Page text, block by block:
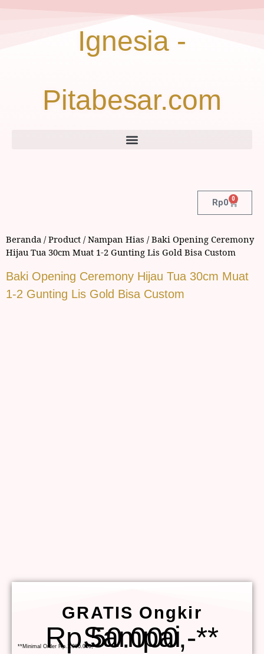
Ignesia -
Pitabesar.com
Rp0 0
Beranda /Product /Nampan Hias / Baki Opening Ceremony
Hijau Tua 30cm Muat 1-2 Gunting Lis Gold Bisa Custom
Baki Opening Ceremony Hijau Tua 30cm Muat
1-2 Gunting Lis Gold Bisa Custom
GRATIS Ongkir
Sampai Rp.50.000,-**
**Minimal Order Rp.1.000.000,-